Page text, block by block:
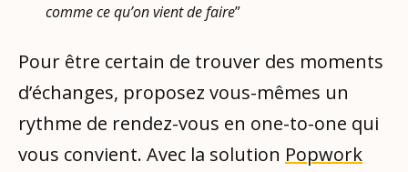
comme ce qu’on vient de faire”
Pour être certain de trouver des moments
d’échanges, proposez vous-mêmes un
rythme de rendez-vous en one-to-one qui
vous convient. Avec la solution Popwork